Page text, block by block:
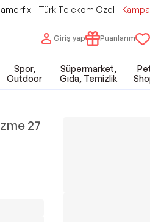
Türk Telekom Özel
Giriş yap Puanlarım
Spor,
Outdoor
Süpermarket,
Gıda, Temizlik
27